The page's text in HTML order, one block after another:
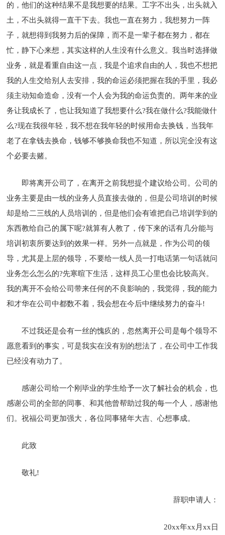
的，他们的这种结果不是我想要的结果。工字不出头，出头就入
土，不出头就得一直干下去。我也一直在努力，我想努力一阵
子，就想得到我努力后的保障，而不是一辈子都在努力，都在
忙，静下心来想，其实这样的人生没有什么意义。我当时选择做
业务，就是看重自由这一点，我是个追求自由的人，我也不想把
我的人生交给别人去安排，我的命运必须把握在我的手里，我必
须主动知命造命，没有一个人会为我的命运负责的。两年来的业
务让我成长了，也让我知道了我想要什么?我在做什么?我能做什
么?现在我很年轻，我不想在我年轻的时候用命去换钱，当我年
老了在拿钱去换命，钱够不够换命我也不知道，所以完全没有这
个必要去赌。
即将离开公司了，在离开之前我想提个建议给公司。公司的
业务主要是由一线的业务人员直接去做的，但是公司培训的时候
却是给二三线的人员培训的，但是他们会有谁把自己培训学到的
东西教给自己的属下呢?就算有人教了，传下来的话有几分能与
培训初衷所要达到的效果一样。另外一点就是，作为公司的领
导，尤其是上层的领导，不要给一线人员一打电话第一句话就问
业务怎么怎么的?先寒暄下生活，这样员工心里也会比较高兴。
我的离开不会给公司带来任何的不良影响的，我觉得，我的能力
和才华在公司中都数不着，我会想在今后中继续努力的奋斗!
不过我还是会有一丝的愧疚的，忽然离开公司是每个领导不
愿意看到的事实，可是我实在没有别的想法了，在公司中工作我
已经没有动力了。
感谢公司给一个刚毕业的学生给予一次了解社会的机会，也
感谢公司的全部的同事、和其他曾帮助过我的每一个人，感谢他
们。祝福公司更加强大，各位同事猪年大吉、心想事成。
此致
敬礼!
辞职申请人：
20xx年xx月xx日